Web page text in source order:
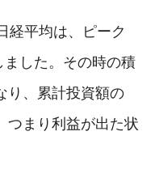
経平均は、ピーク
した。その時の積
り、累計投資額の
つまり利益が出た状